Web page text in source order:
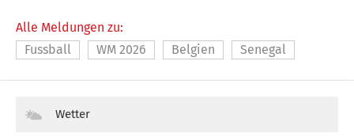
Alle Meldungen zu:
Fussball
WM 2026 Belgien Senegal
Wetter